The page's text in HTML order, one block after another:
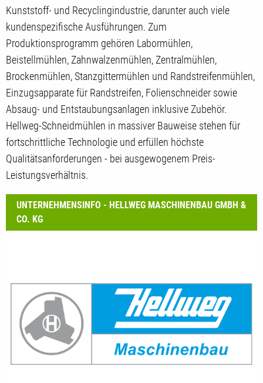
Kunststoff- und Recyclingindustrie, darunter auch viele
kundenspezifische Ausführungen. Zum
Produktionsprogramm gehören Labormühlen,
Beistellmühlen, Zahnwalzenmühlen, Zentralmühlen,
Brockenmühlen, Stanzgittermühlen und Randstreifenmühlen,
Einzugsapparate für Randstreifen, Folienschneider sowie
Absaug- und Entstaubungsanlagen inklusive Zubehör.
Hellweg-Schneidmühlen in massiver Bauweise stehen für
fortschrittliche Technologie und erfüllen höchste
Qualitätsanforderungen - bei ausgewogenem Preis-
Leistungsverhältnis.
UNTERNEHMENSINFO - HELLWEG MASCHINENBAU GMBH &
CO. KG